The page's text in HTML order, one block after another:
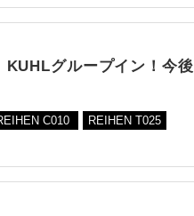
グループイン！今後
C010
REIHEN T025